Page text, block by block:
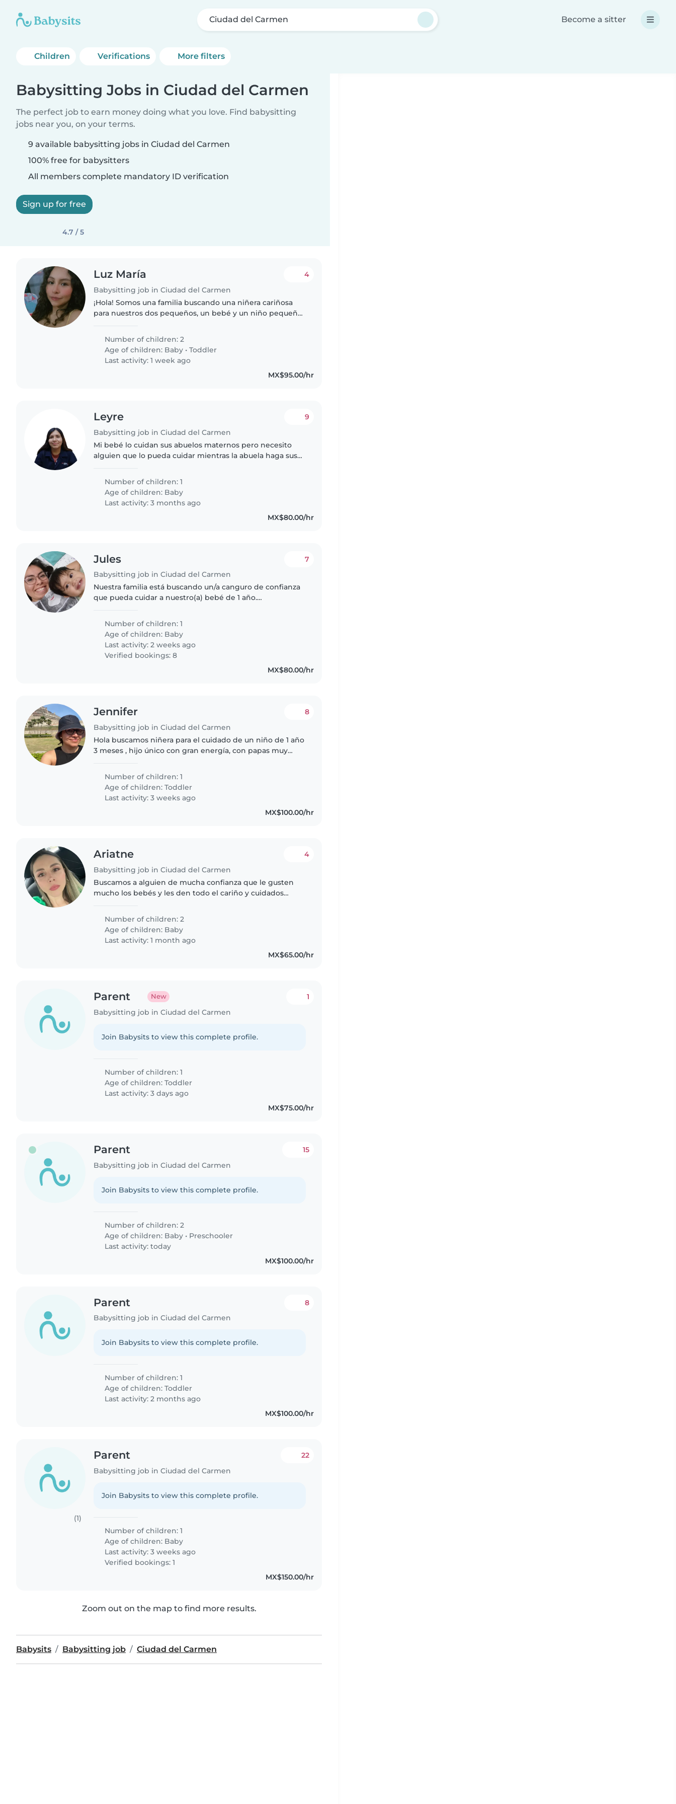
Ciudad del Carmen Become a sitter
Children Verifications More filters
Babysitting Jobs in Ciudad del Carmen
The perfect job to earn money doing what you love. Find babysitting
jobs near you, on your terms.
9 available babysitting jobs in Ciudad del Carmen
100% free for babysitters
All members complete mandatory ID verification
Sign up for free
4.7 / 5
Luz María
Babysitting job in Ciudad del Carmen
4
¡Hola! Somos una familia buscando una niñera cariñosa
para nuestros dos pequeños, un bebé y un niño pequeño.
inteligentes, ¡siempre llenos..
Number of children: 2
Age of children: Baby •Toddler
Last activity: 1 week ago
MX$95.00/hr
Leyre
Babysitting job in Ciudad del Carmen
9
Mi bebé lo cuidan sus abuelos maternos pero necesito
alguien que lo pueda cuidar mientras la abuela haga sus
Number of children: 1
Age of children: Baby
Last activity: 3 months ago
MX$80.00/hr
Jules
Babysitting job in Ciudad del Carmen
7
Nuestra familia está buscando un/a canguro de confianza
que pueda cuidar a nuestro(a) bebé de 1 año.
del hogar. Nuestro hijo(a)..
Number of children: 1
Age of children: Baby
Last activity: 2 weeks ago
Verified bookings: 8
MX$80.00/hr
Jennifer
Babysitting job in Ciudad del Carmen
8
Hola buscamos niñera para el cuidado de un niño de 1 año
3 meses , hijo único con gran energía, con papas muy
pequeña que está..
Number of children: 1
Age of children:Toddler
Last activity: 3 weeks ago
MX$100.00/hr
Ariatne
Babysitting job in Ciudad del Carmen
4
Buscamos a alguien de mucha confianza que le gusten
mucho los bebés y les den todo el cariño y cuidados
poco de ayuda y buena compañía..
Number of children: 2
Age of children: Baby
Last activity: 1 month ago
MX$65.00/hr
Parent New
Babysitting job in Ciudad del Carmen
1
Join Babysits to view this complete profile.
Number of children: 1
Age of children:Toddler
Last activity: 3 days ago
MX$75.00/hr
Parent
Babysitting job in Ciudad del Carmen
15
Join Babysits to view this complete profile.
Number of children: 2
Age of children: Baby • Preschooler
Last activity: today
MX$100.00/hr
Parent
Babysitting job in Ciudad del Carmen
8
Join Babysits to view this complete profile.
Number of children: 1
Age of children:Toddler
Last activity: 2 months ago
MX$100.00/hr
(1)
Parent
Babysitting job in Ciudad del Carmen
22
Join Babysits to view this complete profile.
Number of children: 1
Age of children: Baby
Last activity: 3 weeks ago
Verified bookings: 1
MX$150.00/hr
Zoom out on the map to find more results.
Babysits Babysitting job Ciudad del Carmen